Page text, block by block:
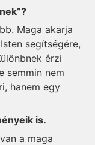
Maga akarja
segítségére,
érzi
semmin nem
hanem egy
is.
a maga